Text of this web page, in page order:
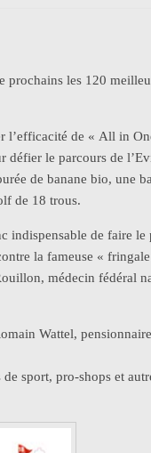
prochains les 120
l’efficacité de « All in
défier le parcours de
de banane bio, une
de 18 trous.
de faire
la fameuse «
médecin fédéral
Wattel,
sport, pro-shops et